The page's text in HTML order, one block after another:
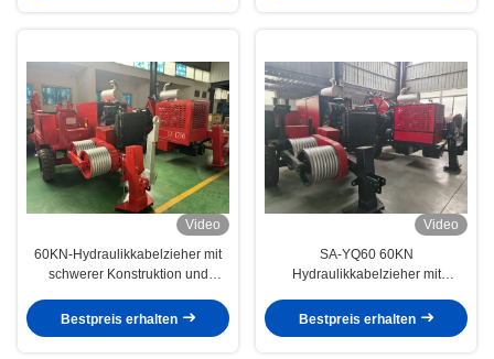
Video
60KN-Hydraulikkabelzieher mit
schwerer Konstruktion und
System für den Bau
Bestpreis erhalten
Video
SA-YQ60 60KN
Hydraulikkabelzieher mit
Bestpreis erhalten